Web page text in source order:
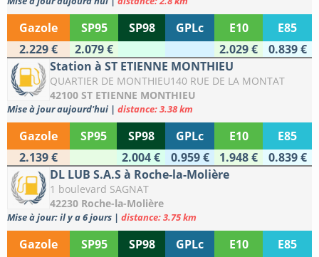
Gazole SP95 SP98 GPLc E10
E85
2.229 €
2.079 € 2.029 €
0.839 €
Station à ST ETIENNE MONTHIEU
QUARTIER DE MONTHIEU140 RUE DE LA MONTAT
42100 ST ETIENNE MONTHIEU
Mise à jour aujourd'hui | distance: 3.38 km
Gazole SP95 SP98 GPLc E10
E85
2.139 €
2.004 € 0.959 € 1.948 €
0.839 €
DL LUB S.A.S à Roche-la-Molière
1 boulevard SAGNAT
42230 Roche-la-Molière
Mise à jour: il y a 6 jours | distance: 3.75 km
Gazole SP95 SP98 GPLc E10
E85